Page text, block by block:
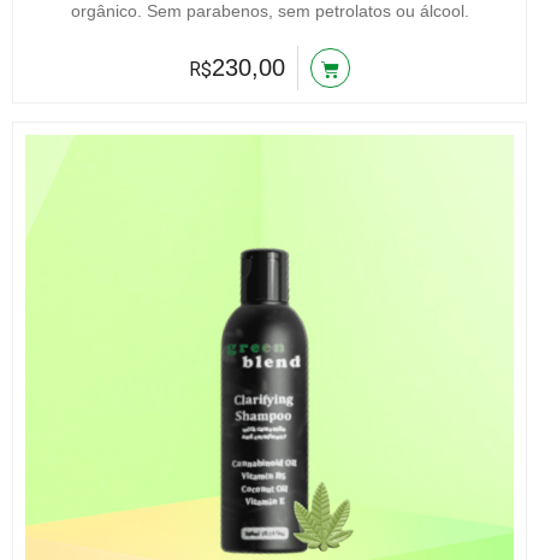
orgânico. Sem parabenos, sem petrolatos ou álcool.
R$230,00